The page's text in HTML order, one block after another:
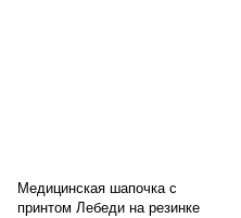
Медицинская шапочка с
принтом Лебеди на резинке